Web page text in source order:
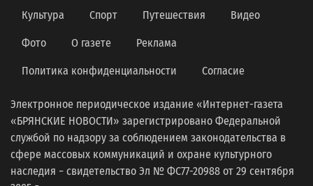
Культура Спорт Путешествия Видео
Фото О газете Реклама
Политика конфиденциальности Согласие
Электронное периодическое издание «Интернет-газета
«БРЯНСКИЕ НОВОСТИ» зарегистрировано Федеральной
службой по надзору за соблюдением законодательства в
сфере массовых коммуникаций и охране культурного
наследия − свидетельство Эл № ФС77-20988 от 29 сентября